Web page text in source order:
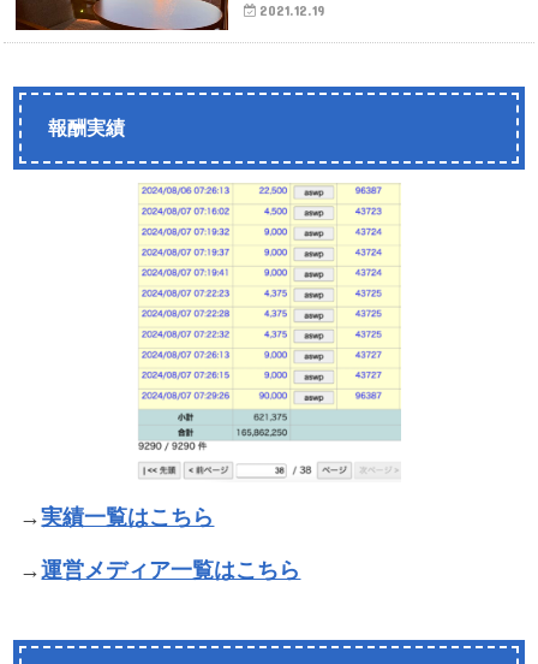
2021.12.19
報酬実績
→実績一覧はこちら
→運営メディア一覧はこちら